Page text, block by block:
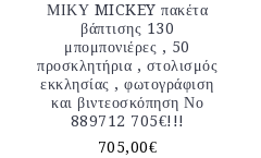
ΜΙΚΥ MICKEY πακέτα
βάπτισης 130
μπομπονιέρες , 50
προσκλητήρια , στολισμός
εκκλησίας , φωτογράφιση
και βιντεοσκόπηση Νο
889712 705€!!!
705,00€